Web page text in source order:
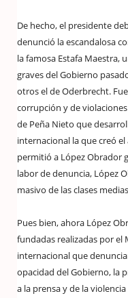
De hecho, el presidente
denunció la escandalosa
la famosa Estafa Maestra,
graves del Gobierno
otros el de Oderbrecht.
corrupción y de
de Peña Nieto que
internacional la que creó
permitió a López Obrador
labor de denuncia, López
masivo de las clases
Pues bien, ahora López
fundadas realizadas por el
internacional que
opacidad del Gobierno, la
a la prensa y de la